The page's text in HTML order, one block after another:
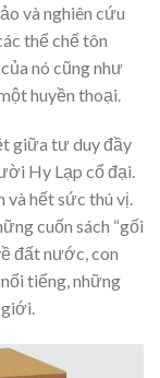
và nghiên cứu
thể chế tôn
nó cũng như
huyền thoại.
giữa tư duy đầy
Hy Lạp cổ đại.
và hết sức thú vị.
cuốn sách “gối
đất nước, con
tiếng, những
giới.